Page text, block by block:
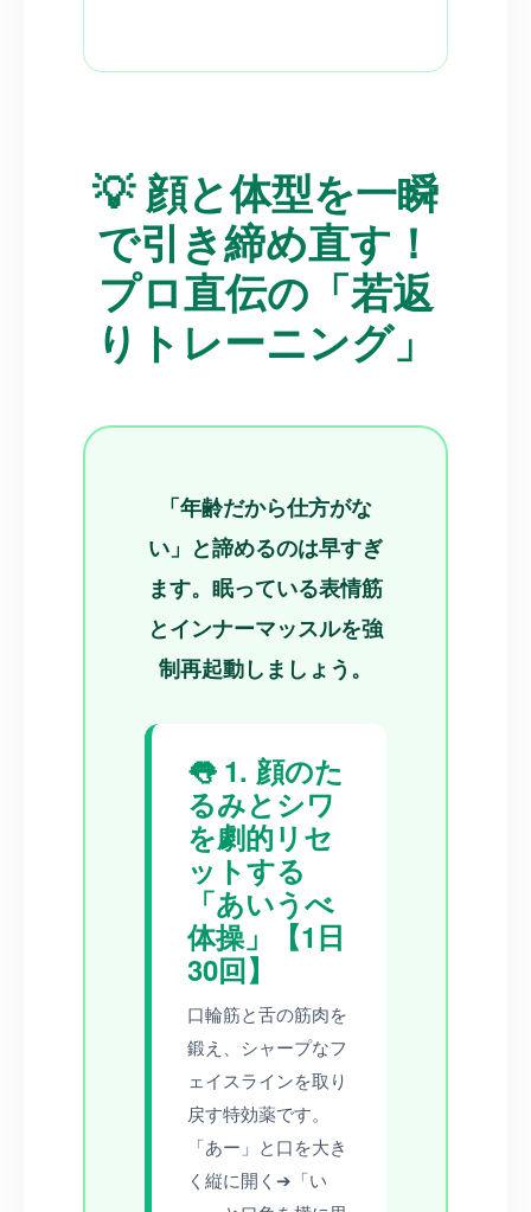
💡 顔と体型を一瞬
で引き締め直す！
プロ直伝の「若返
りトレーニング」
「年齢だから仕方がな
い」と諦めるのは早すぎ
ます。眠っている表情筋
とインナーマッスルを強
制再起動しましょう。
👅 1. 顔のた
るみとシワ
を劇的リセ
ットする
「あいうべ
体操」【1日
30回】
口輪筋と舌の筋肉を
鍛え、シャープなフ
ェイスラインを取り
戻す特効薬です。
「あー」と口を大き
く縦に開く➔「い